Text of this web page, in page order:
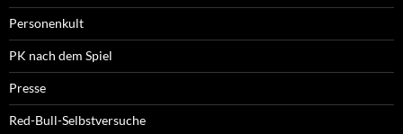
Personenkult
PK nach dem Spiel
Presse
Red-Bull-Selbstversuche